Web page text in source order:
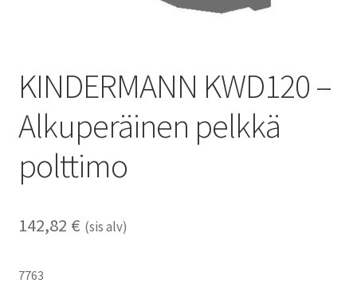
KINDERMANN KWD120 –
Alkuperäinen pelkkä
polttimo
142,82 € (sis alv)
7763